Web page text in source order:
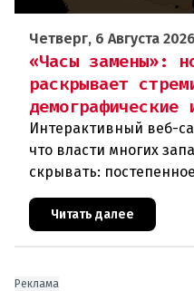
Четверг, 6 Августа 2026
«Часы замены»:
раскрывает
демографические
Интерактивный веб-
что власти многих
скрывать:
сокращение
европейского
Читать далее
Реклама